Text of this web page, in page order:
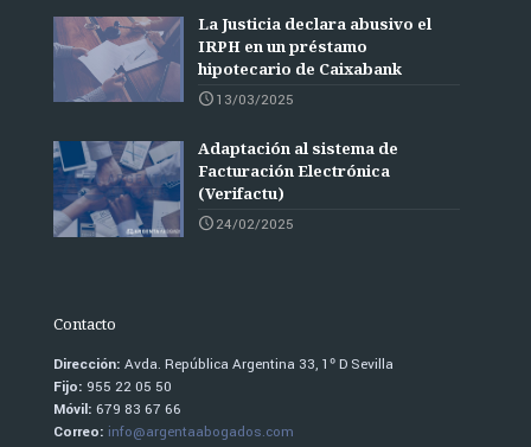
La Justicia declara abusivo el
IRPH en un préstamo
hipotecario de Caixabank
13/03/2025
Adaptación al sistema de
Facturación Electrónica
(Verifactu)
24/02/2025
Contacto
Dirección: Avda. República Argentina 33, 1º D Sevilla
Fijo: 955 22 05 50
Móvil: 679 83 67 66
Correo: info@argentaabogados.com